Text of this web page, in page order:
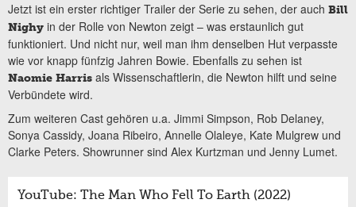
Jetzt ist ein erster richtiger Trailer der Serie zu sehen, der auch Bill
Nighy in der Rolle von Newton zeigt – was erstaunlich gut
funktioniert. Und nicht nur, weil man ihm denselben Hut verpasste
wie vor knapp fünfzig Jahren Bowie. Ebenfalls zu sehen ist
Naomie Harris als Wissenschaftlerin, die Newton hilft und seine
Verbündete wird.
Zum weiteren Cast gehören u.a. Jimmi Simpson, Rob Delaney,
Sonya Cassidy, Joana Ribeiro, Annelle Olaleye, Kate Mulgrew und
Clarke Peters. Showrunner sind Alex Kurtzman und Jenny Lumet.
YouTube: The Man Who Fell To Earth (2022)